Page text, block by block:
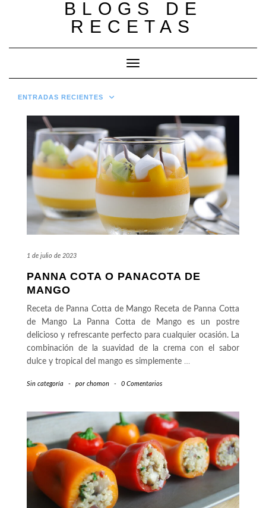
BLOGS DE
RECETAS
Cambiar modo de navegación
ENTRADAS RECIENTES
1 de julio de 2023
PANNA COTA O PANACOTA DE
MANGO
Receta de Panna Cotta de Mango Receta de Panna Cotta
de Mango La Panna Cotta de Mango es un postre
delicioso y refrescante perfecto para cualquier ocasión. La
combinación de la suavidad de la crema con el sabor
dulce y tropical del mango es simplemente …
Sin categoría - por chomon - 0 Comentarios